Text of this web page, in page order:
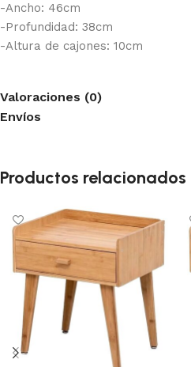
-Ancho: 46cm
-Profundidad: 38cm
-Altura de cajones: 10cm
Valoraciones (0)
Envíos
Productos relacionados